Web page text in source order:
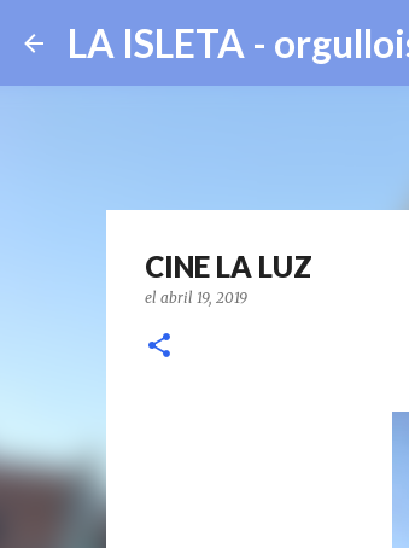
LA ISLETA -
CINE LA LUZ
el abril 19, 2019